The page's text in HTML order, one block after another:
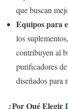
que buscan
Equipos para
los suplementos,
contribuyen al
purificadores
diseñados para
¿Por Qué Elegir